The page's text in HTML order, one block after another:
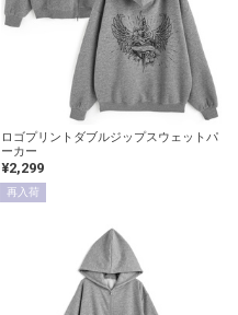
ロゴプリントダブルジップスウェットパ
ーカー
¥2,299
再入荷